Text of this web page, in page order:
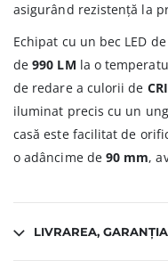
asigurând rezistență la
Echipat cu un bec LED de
de990 LM la o
de redare a culorii de
iluminat precis cu un
casă este facilitat de
o adâncime de 90 mm,
LIVRAREA,